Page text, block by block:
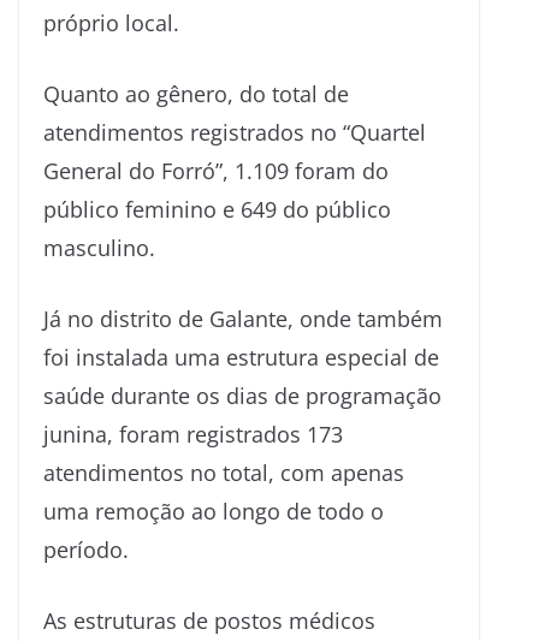
próprio local.
Quanto ao gênero, do total de
atendimentos registrados no “Quartel
General do Forró”, 1.109 foram do
público feminino e 649 do público
masculino.
Já no distrito de Galante, onde também
foi instalada uma estrutura especial de
saúde durante os dias de programação
junina, foram registrados 173
atendimentos no total, com apenas
uma remoção ao longo de todo o
período.
As estruturas de postos médicos